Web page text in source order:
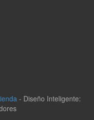
- Diseño Inteligente: